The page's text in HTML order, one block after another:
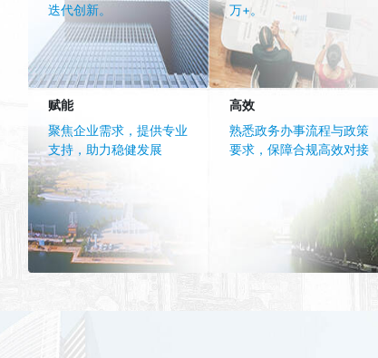
迭代创新。
万+。
赋能
聚焦企业需求，提供专业
支持，助力稳健发展
高效
熟悉政务办事流程与政策
要求，保障合规高效对接